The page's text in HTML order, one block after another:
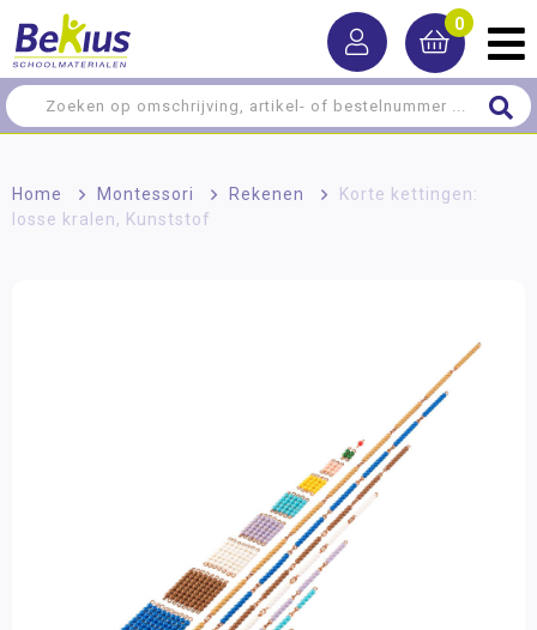
0
Home > Montessori > Rekenen >
Korte kettingen:
losse kralen, Kunststof